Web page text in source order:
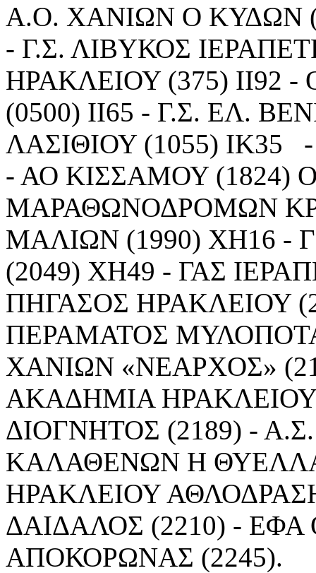
Α.Ο. ΧΑΝΙΩΝ Ο ΚΥΔΩΝ
- Γ.Σ. ΛΙΒΥΚΟΣ
ΗΡΑΚΛΕΙΟΥ (375)
(0500) ΙΙ65 - Γ.Σ. ΕΛ.
ΛΑΣΙΘΙΟΥ (1055) ΙΚ35
- ΑΟ ΚΙΣΣΑΜΟΥ (1824)
ΜΑΡΑΘΩΝΟΔΡΟΜΩΝ
ΜΑΛΙΩΝ (1990) ΧΗ16 -
(2049) ΧΗ49 - ΓΑΣ
ΠΗΓΑΣΟΣ ΗΡΑΚΛΕΙΟΥ
ΠΕΡΑΜΑΤΟΣ
ΧΑΝΙΩΝ «ΝΕΑΡΧΟΣ»
ΑΚΑΔΗΜΙΑ ΗΡΑΚΛΕΙΟΥ
ΔΙΟΓΝΗΤΟΣ (2189) -
ΚΑΛΑΘΕΝΩΝ Η ΘΥΕΛΛΑ
ΗΡΑΚΛΕΙΟΥ
ΔΑΙΔΑΛΟΣ (2210) - ΕΦΑ
ΑΠΟΚΟΡΩΝΑΣ (2245).